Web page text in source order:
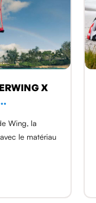
X
Wing, la
le matériau